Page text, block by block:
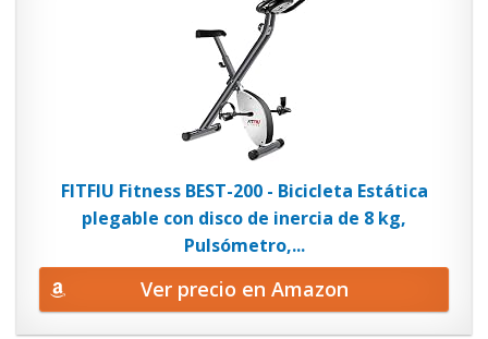
FITFIU Fitness BEST-200 - Bicicleta Estática
plegable con disco de inercia de 8 kg,
Pulsómetro,...
Ver precio en Amazon